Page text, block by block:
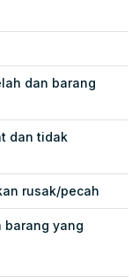
dan barang
dan tidak
rusak/pecah
barang yang